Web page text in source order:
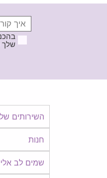
שלך
השירותים
חנות
שמים לב